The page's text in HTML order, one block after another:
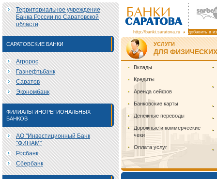
Территориальное учреждение
Банка России по Саратовской
области
САРАТОВСКИЕ БАНКИ
Агророс
Газнефтьбанк
Саратов
Экономбанк
ФИЛИАЛЫ ИНОРЕГИОНАЛЬНЫХ
БАНКОВ
АО "Инвестиционный Банк
"ФИНАМ"
Росбанк
Сбербанк
http://banki.saratova.ru добавить в
УСЛУГИ
ДЛЯ
Вклады
Кредиты
Аренда сейфов
Банковские карты
Денежные переводы
Дорожные и коммерческие
чеки
Оплата услуг